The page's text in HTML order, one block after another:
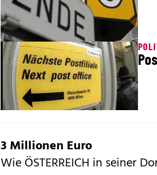
3 Millionen Euro
Wie ÖSTERREICH in seiner